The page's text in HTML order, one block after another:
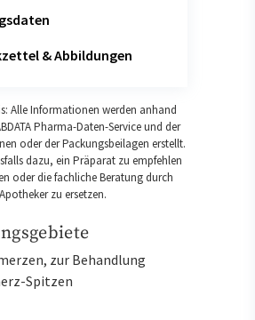
& Abbildungen
Alle Informationen werden anhand
Pharma-Daten-Service und der
oder der Packungsbeilagen erstellt.
dazu, ein Präparat zu empfehlen
oder die fachliche Beratung durch
zu ersetzen.
zur Behandlung
Spitzen